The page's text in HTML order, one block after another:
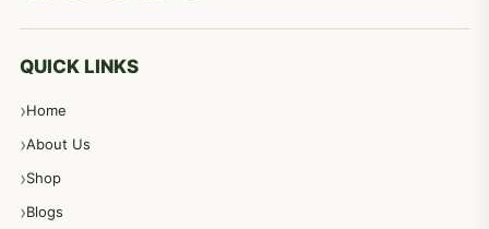
QUICK LINKS
Home
About Us
Shop
Blogs